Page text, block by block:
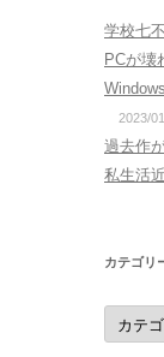
学校七
PCが壊
2023/
過去作
私生活
カテゴリ
カ
テ
ゴ